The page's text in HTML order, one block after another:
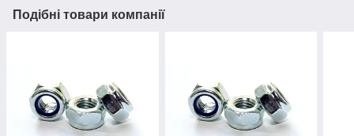
Подібні товари компанії